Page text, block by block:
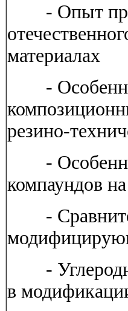
- Опыт
материалах
-
резино-
-
компаундов
-
-
в